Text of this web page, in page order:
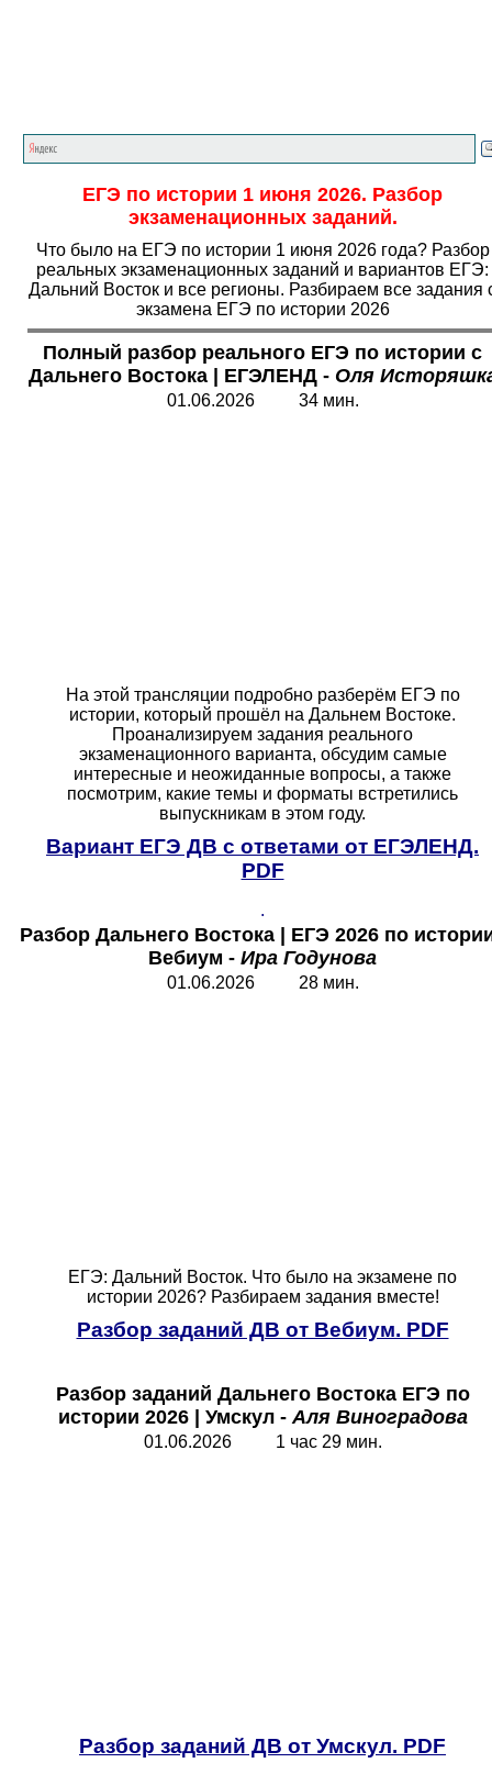
ЕГЭ по истории 1 июня 2026. Разбор
экзаменационных заданий.
Что было на ЕГЭ по истории 1 июня 2026 года? Разбор
реальных экзаменационных заданий и вариантов ЕГЭ:
Дальний Восток и все регионы. Разбираем все задания
экзамена ЕГЭ по истории 2026
Полный разбор реального ЕГЭ по истории с
Дальнего Востока | ЕГЭЛЕНД - Оля
01.06.2026 34 мин.
На этой трансляции подробно разберём ЕГЭ по
истории, который прошёл на Дальнем Востоке.
Проанализируем задания реального
экзаменационного варианта, обсудим самые
интересные и неожиданные вопросы, а также
посмотрим, какие темы и форматы встретились
выпускникам в этом году.
Вариант ЕГЭ ДВ с ответами от ЕГЭЛЕНД.
PDF
.
Разбор Дальнего Востока
ЕГЭ 2026 по
Вебиум - Ира Годунова
01.06.2026 28 мин.
ЕГЭ: Дальний Восток. Что было на экзамене по
истории 2026? Разбираем задания вместе!
Разбор заданий ДВ от Вебиум. PDF
Разбор заданий Дальнего Востока ЕГЭ по
истории 2026 | Умскул -Аля Виноградова
01.06.2026 1 час 29 мин.
Разбор заданий ДВ от Умскул. PDF